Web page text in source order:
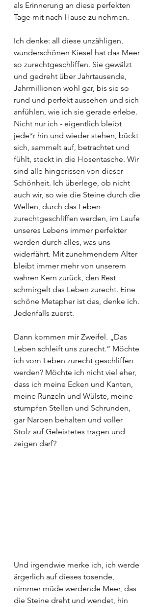
als Erinnerung an diese perfekten
Tage mit nach Hause zu nehmen.
Ich denke: all diese unzähligen,
wunderschönen Kiesel hat das Meer
so zurechtgeschliffen. Sie gewälzt
und gedreht über Jahrtausende,
Jahrmillionen wohl gar, bis sie so
rund und perfekt aussehen und sich
anfühlen, wie ich sie gerade erlebe.
Nicht nur ich - eigentlich bleibt
jede*r hin und wieder stehen, bückt
sich, sammelt auf, betrachtet und
fühlt, steckt in die Hosentasche. Wir
sind alle hingerissen von dieser
Schönheit. Ich überlege, ob nicht
auch wir, so wie die Steine durch die
Wellen, durch das Leben
zurechtgeschliffen werden, im Laufe
unseres Lebens immer perfekter
werden durch alles, was uns
widerfährt. Mit zunehmendem Alter
bleibt immer mehr von unserem
wahren Kern zurück, den Rest
schmirgelt das Leben zurecht. Eine
schöne Metapher ist das, denke ich.
Jedenfalls zuerst.
Dann kommen mir Zweifel. „Das
Leben schleift uns zurecht.“ Möchte
ich vom Leben zurecht geschliffen
werden? Möchte ich nicht viel eher,
dass ich meine Ecken und Kanten,
meine Runzeln und Wülste, meine
stumpfen Stellen und Schrunden,
gar Narben behalten und voller
Stolz auf Geleistetes tragen und
zeigen darf?
Und irgendwie merke ich, ich werde
ärgerlich auf dieses tosende,
nimmer müde werdende Meer, das
die Steine dreht und wendet, hin